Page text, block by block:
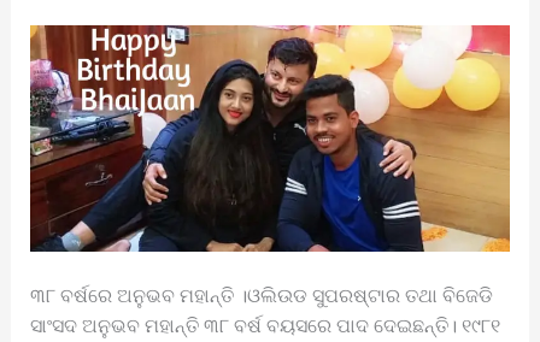
୩୮ ବର୍ଷରେ ଅନୁଭବ ମହାନ୍ତି ।ଓଲିଉଡ ସୁପରଷ୍ଟାର ତଥା ବିଜେଡି
ସାଂସଦ ଅନୁଭବ ମହାନ୍ତି ୩୮ ବର୍ଷ ବୟସରେ ପାଦ ଦେଇଛନ୍ତି। ୧୯୮୧